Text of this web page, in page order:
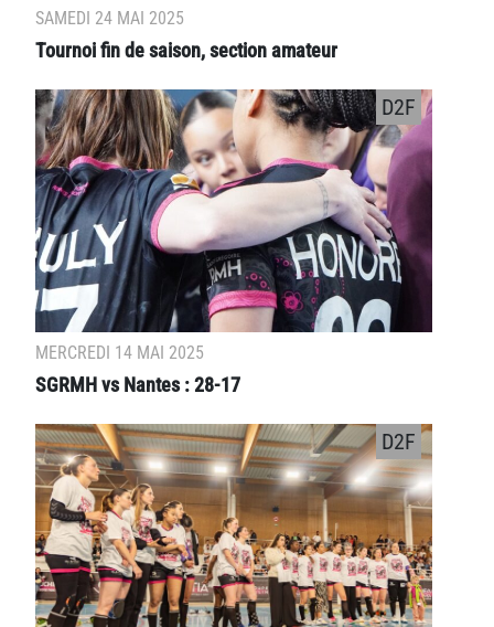
SAMEDI 24 MAI 2025
Tournoi fin de saison, section amateur
MERCREDI 14 MAI 2025
SGRMH vs Nantes : 28-17
D2F
D2F